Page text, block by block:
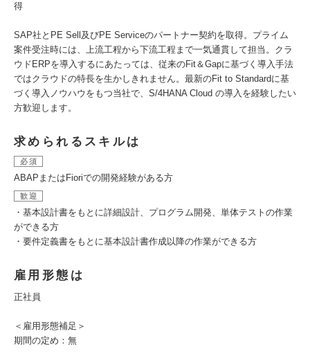
得
SAP社とPE Sell及びPE Serviceのパートナー契約を取得。プライム
案件受注時には、上流工程から下流工程まで一気通貫して担当。クラ
ウドERPを導入するにあたっては、従来のFit＆Gapに基づく導入手法
ではクラウドの特長を生かしきれません。最新のFit to Standardに基
づく導入ノウハウをもつ当社で、S/4HANA Cloud の導入を経験したい
方歓迎します。
求められるスキルは
必須
ABAPまたはFioriでの開発経験がある方
歓迎
・基本設計書をもとに詳細設計、プログラム開発、単体テストの作業
ができる方
・要件定義書をもとに基本設計書作成以降の作業ができる方
雇用形態は
正社員
＜雇用形態補足＞
期間の定め：無